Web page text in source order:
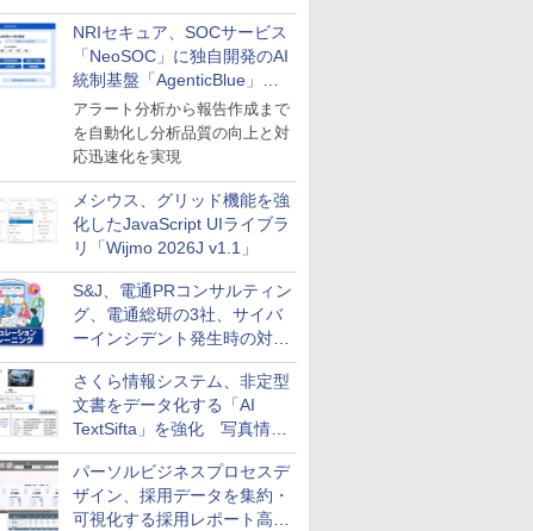
「scSQUARE ISP」の連携サ
ービスを提供開始
NRIセキュア、SOCサービス
「NeoSOC」に独自開発のAI
統制基盤「AgenticBlue」を
導入
アラート分析から報告作成まで
を自動化し分析品質の向上と対
応迅速化を実現
メシウス、グリッド機能を強
化したJavaScript UIライブラ
リ「Wijmo 2026J v1.1」
S&J、電通PRコンサルティン
グ、電通総研の3社、サイバ
ーインシデント発生時の対応
と危機管理広報を一体的に訓
練するプログラムを提供
さくら情報システム、非定型
文書をデータ化する「AI
TextSifta」を強化 写真情報
のデータ化などに対応
パーソルビジネスプロセスデ
ザイン、採用データを集約・
可視化する採用レポート高速